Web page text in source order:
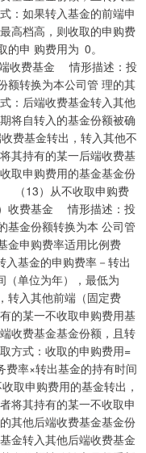
：如果转入基金的前端申
高档高，则收取的申购费
的申 购费用为 0。
端收费基金 情形描述：投
额转换为本公司管 理的其
：后端收费基金转入其他
将自转入的基金份额被确
费基金转出，转入其他不
其持有的某一后端收费基
取申购费用的基金基金份
（13）从不收取申购费
收费基金 情形描述：投
基金份额转换为本 公司管
金申购费率适用比例费
基金的申购费率－转出
（单位为年），最低为
入其他前端（固定费
的某一不收取申购费用基
收费基金基金份额，且转
方式：收取的申购费用=
费率×转出基金的持有时间
取申购费用的基金转出，
将其持有的某一不收取申
其他后端收费基金基金份
金转入其他后端收费基金